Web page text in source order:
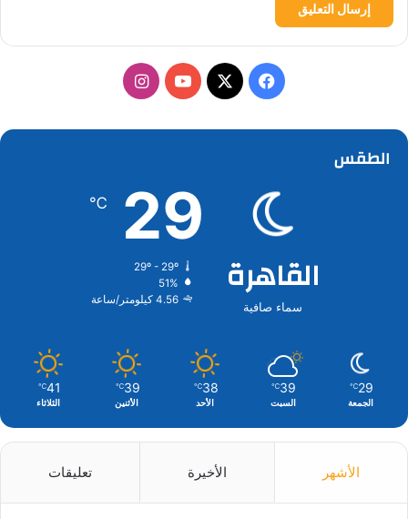
فيسبوك
‫X
‫YouTubeانستقرام
الطقس
القاهرة
سماء صافية
29
℃
29º - 29º
51%
4.56 كيلومتر/ساعة
29
℃
الجمعة
39
℃
السبت
38
℃
الأحد
39
℃
الأثنين
41
℃
الثلاثاء
الأشهر الأخيرة تعليقات